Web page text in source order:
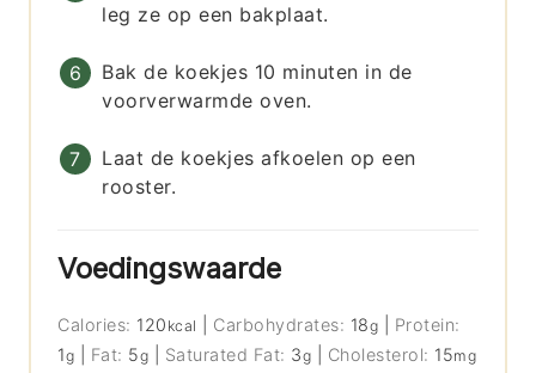
leg ze op een bakplaat.
Bak de koekjes 10 minuten in de
voorverwarmde oven.
Laat de koekjes afkoelen op een
rooster.
Voedingswaarde
Calories: 120 kcal Carbohydrates: 18g
Protein:
1g Fat: 5g Saturated Fat: 3g Cholesterol: 15mg